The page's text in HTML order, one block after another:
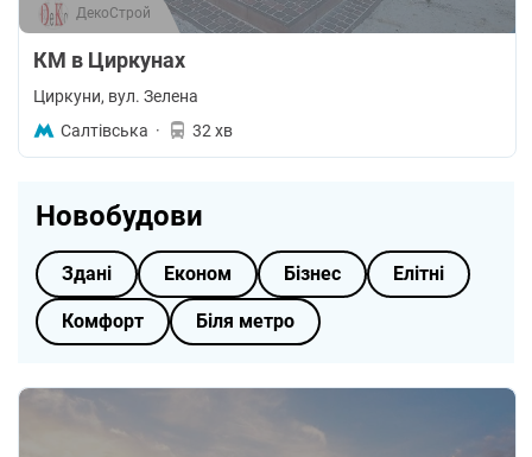
ДекоСтрой
КМ в Циркунах
Циркуни, вул. Зелена
Салтівська · 32 хв
Новобудови
Здані Економ Бізнес Елітні
Комфорт Біля метро